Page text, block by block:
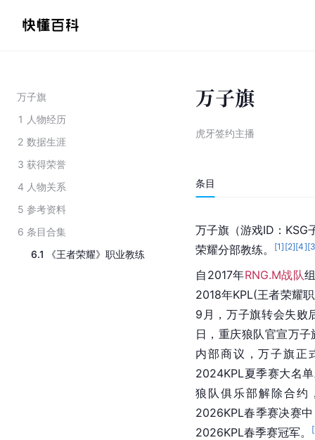
万子旗
1 人物经历
2 数据生涯
3 获得荣誉
4 人物关系
5 参考资料
6 条目合集
6.1
《王者荣耀》职业教练
万子旗
虎牙签约主播
条目
万子旗（游戏ID：KSG
荣耀分部教练。
[1] [2][4][
自2017年RNG.M战队
2018年KPL(王者荣耀
9月，万子旗转会失败
日，重庆狼队官宣万
内部商议，万子旗正
2024KPL夏季赛大名
狼队俱乐部解除合约
2026KPL春季赛决赛
2026KPL春季赛冠军。
[